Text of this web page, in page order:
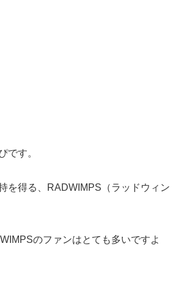
です。
を得る、RADWIMPS（ラッドウィン
のファンはとても多いですよ